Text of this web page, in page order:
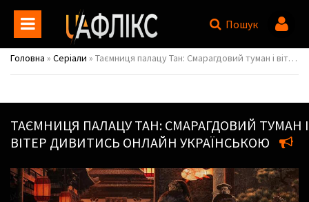
Пошук
Головна » Серіали » Таємниця палацу Тан: Смарагдовий туман і вітер / Unveil: Jadewind / Tang gong qi an zhi Qing wu feng ming
ТАЄМНИЦЯ ПАЛАЦУ ТАН: СМАРАГДОВИЙ ТУМАН І
ВІТЕР ДИВИТИСЬ ОНЛАЙН УКРАЇНСЬКОЮ